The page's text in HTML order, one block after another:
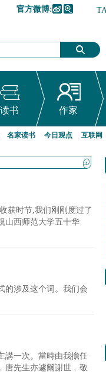
官方微博:
读书 作家
名家读书 今日观点 互联网
获时节,我们刚刚度过了
山西师范大学五十华
的涉及这个词。我们会
講一次。當時由我擔任
唐先生亦遽爾謝世﹐敬